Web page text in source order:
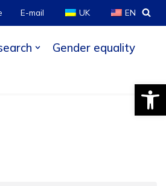
E-mail UK EN
Gender equality